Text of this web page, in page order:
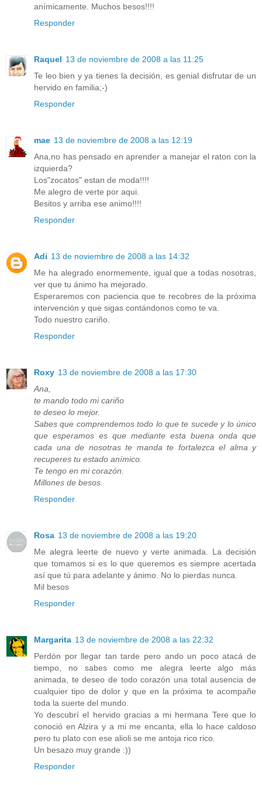
anímicamente. Muchos besos!!!!
Responder
Raquel 13 de noviembre de 2008 a las 11:25
Te leo bien y ya tienes la decisión, es genial disfrutar de un
hervido en familia;-)
Responder
mae 13 de noviembre de 2008 a las 12:19
Ana,no has pensado en aprender a manejar el raton con la
izquierda?
Los"zocatos" estan de moda!!!!
Me alegro de verte por aqui.
Besitos y arriba ese animo!!!!
Responder
Adi 13 de noviembre de 2008 a las 14:32
Me ha alegrado enormemente, igual que a todas nosotras,
ver que tu ánimo ha mejorado.
Esperaremos con paciencia que te recobres de la próxima
intervención y que sigas contándonos como te va.
Todo nuestro cariño.
Responder
Roxy 13 de noviembre de 2008 a las 17:30
Ana,
te mando todo mi cariño
te deseo lo mejor.
Sabes que comprendemos todo lo que te sucede y lo único
que esperamos es que mediante esta buena onda que
cada una de nosotras te manda te fortalezca el alma y
recuperes tu estado anímico.
Te tengo en mi corazón.
Millones de besos.
Responder
Rosa 13 de noviembre de 2008 a las 19:20
Me alegra leerte de nuevo y verte animada. La decisión
que tomamos si es lo que queremos es siempre acertada
así que tú para adelante y ánimo. No lo pierdas nunca.
Mil besos
Responder
Margarita 13 de noviembre de 2008 a las 22:32
Perdón por llegar tan tarde pero ando un poco atacá de
tiempo, no sabes como me alegra leerte algo más
animada, te deseo de todo corazón una total ausencia de
cualquier tipo de dolor y que en la próxima te acompañe
toda la suerte del mundo.
Yo descubrí el hervido gracias a mi hermana Tere que lo
conoció en Alzira y a mi me encanta, ella lo hace caldoso
pero tu plato con ese alioli se me antoja rico rico.
Un besazo muy grande :))
Responder